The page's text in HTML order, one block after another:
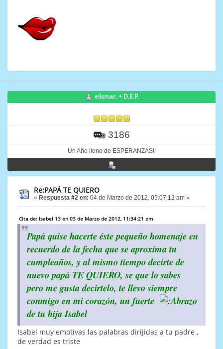
elismar. + D.E.P.
3186
Un Año lleno de ESPERANZAS!!
Re:PAPÁ TE QUIERO
« Respuesta #2 en: 04 de Marzo de 2012, 05:07:12 am »
Cita de: Isabel 13 en 03 de Marzo de 2012, 11:34:21 pm
Papá quise hacerte éste pequeño homenaje en
recuerdo de la fecha que se aproxima tu
cumpleaños, y al mismo tiempo decirte de
nuevo papá TE QUIERO, se que lo sabes
pero me gusta decirtelo, te llevo siempre
conmigo en mi corazón, un fuerte
de tu hija Isabel
Isabel muy emotivas las palabras dirijidas a tu padre ,
de verdad es triste